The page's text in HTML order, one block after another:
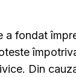
a fondat
Din